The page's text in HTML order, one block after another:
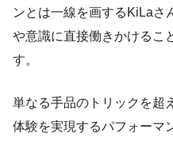
ンとは一線を画するKiLaさ
や意識に直接働きかけるこ
す。
単なる手品のトリックを超
体験を実現するパフォーマ